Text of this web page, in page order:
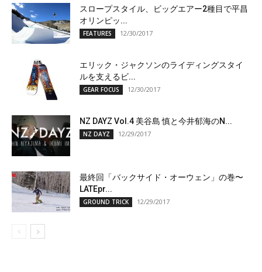
スロープスタイル、ビッグエアー2種目で平昌
オリンピッ...
FEATURES 12/30/2017
エリック・ジャクソンのライディングスタイ
ルを支えるビ...
GEAR FOCUS 12/30/2017
NZ DAYZ Vol.4 美谷島 慎と今井郁海のN...
NZ DAYZ 12/29/2017
最終回「バックサイド・オーウェン」の巻〜
LATEpr...
GROUND TRICK 12/29/2017